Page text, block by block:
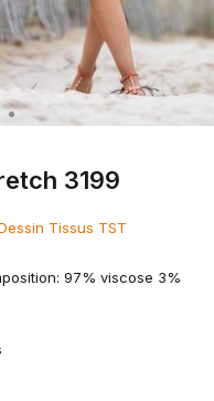
3199
Tissus TST
97% viscose 3%